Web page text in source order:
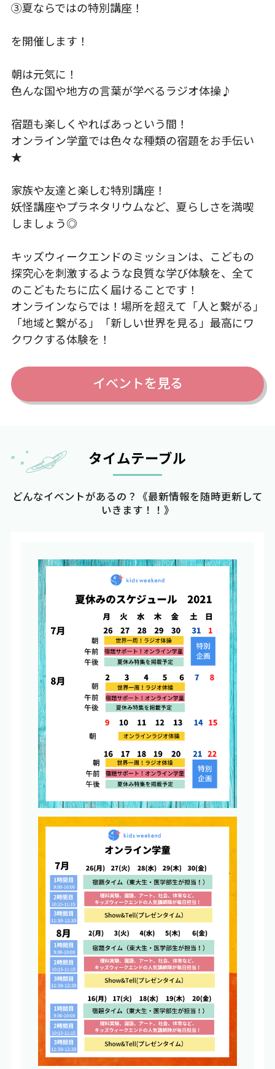
③夏ならではの特別講座！
を開催します！
朝は元気に！
色んな国や地方の言葉が学べるラジオ体操♪
宿題も楽しくやればあっという間！
オンライン学童では色々な種類の宿題をお手伝い
★
家族や友達と楽しむ特別講座！
妖怪講座やプラネタリウムなど、夏らしさを満喫
しましょう◎
キッズウィークエンドのミッションは、こどもの
探究心を刺激するような良質な学び体験を、全て
のこどもたちに広く届けることです！
オンラインならでは！場所を超えて「人と繋がる」
「地域と繋がる」「新しい世界を見る」最高にワ
クワクする体験を！
イベントを見る
タイムテーブル
どんなイベントがあるの？《最新情報を随時更新して
いきます！！》